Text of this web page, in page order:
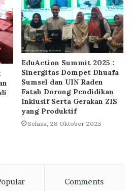
EduAction Summit 2025 :
Sinergitas Dompet Dhuafa
Sumsel dan UIN Raden
Fatah Dorong Pendidikan
Inklusif Serta Gerakan ZIS
yang Produktif
Selasa, 28 Oktober 2025
Comments